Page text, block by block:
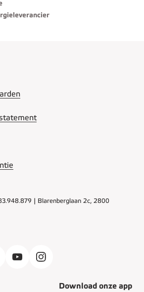
| Blarenberglaan 2c, 2800
Download onze app